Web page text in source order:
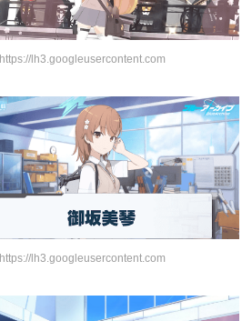
https://lh3.googleusercontent.com
https://lh3.googleusercontent.com